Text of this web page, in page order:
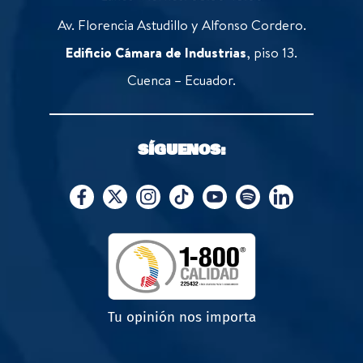
Av. Florencia Astudillo y Alfonso Cordero.
Edificio Cámara de Industrias, piso 13.
Cuenca – Ecuador.
SÍGUENOS:
Tu opinión nos importa